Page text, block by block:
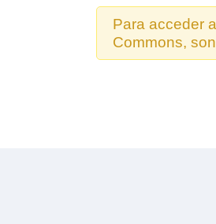
Para acceder
Commons,